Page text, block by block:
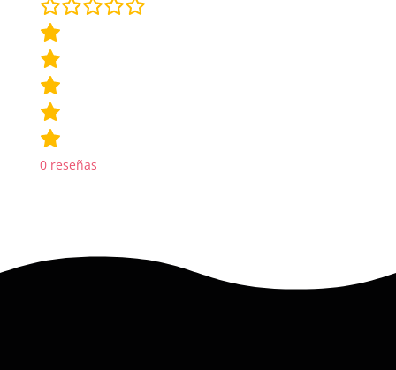
0reseñas